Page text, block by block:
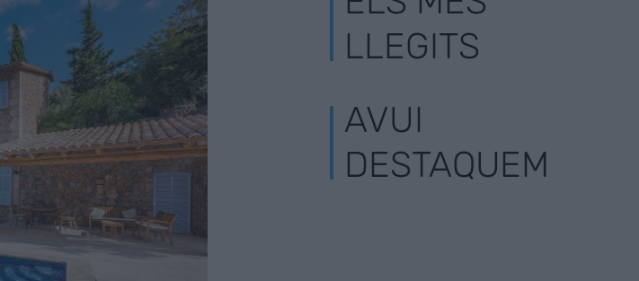
LLEGITS
AVUI
DESTAQUEM